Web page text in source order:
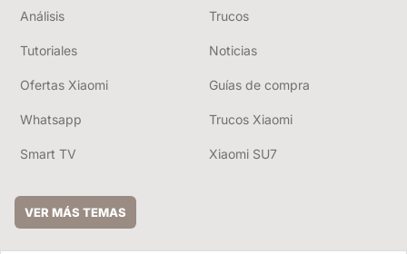
Análisis Trucos
Tutoriales Noticias
Ofertas Xiaomi Guías de compra
Whatsapp Trucos Xiaomi
Smart TV Xiaomi SU7
VER MÁS TEMAS